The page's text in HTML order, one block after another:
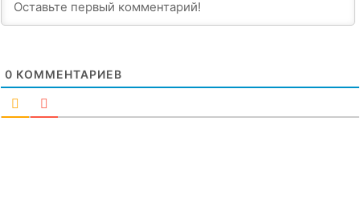
0 КОММЕНТАРИЕВ